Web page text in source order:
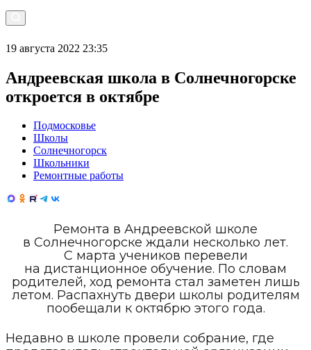
19 августа 2022 23:35
Андреевская школа в Солнечногорске
откроется в октябре
Подмосковье
Школы
Солнечногорск
Школьники
Ремонтные работы
Ремонта в Андреевской школе
в Солнечногорске ждали несколько лет.
С марта учеников перевели
на дистанционное обучение. По словам
родителей, ход ремонта стал заметен лишь
летом. Распахнуть двери школы родителям
пообещали к октябрю этого года.
Недавно в школе провели собрание, где